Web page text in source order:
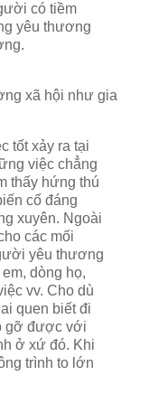
có tiềm
yêu thương
xã hội như gia
tốt xảy ra tại
việc chẳng
thấy hứng thú
cố đáng
xuyên. Ngoài
các mối
yêu thương
dòng họ,
vv. Cho dù
quen biết đi
gỡ được với
ở xứ đó. Khi
trình to lớn